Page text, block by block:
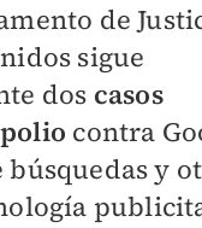
de
sigue
dos casos
contra
búsquedas y